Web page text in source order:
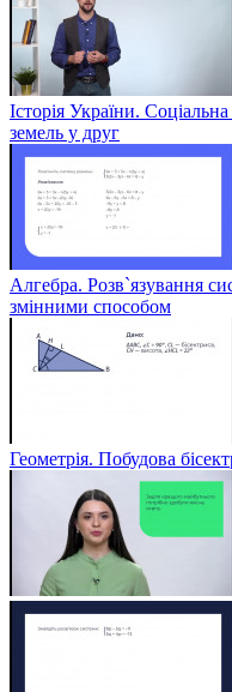
Історія України.
земель у друг
Алгебра. Розв`язування
змінними способом
Геометрія. Побудова